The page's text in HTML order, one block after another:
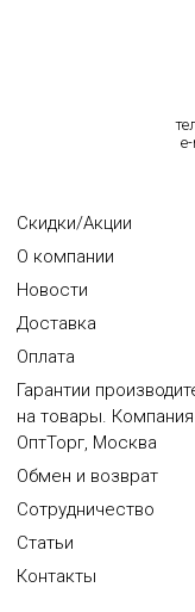
Скидки/Акции
О компании
Новости
Доставка
Оплата
Гарантии
на товары.
ОптТорг, Москва
Обмен и возврат
Сотрудничество
Статьи
Контакты